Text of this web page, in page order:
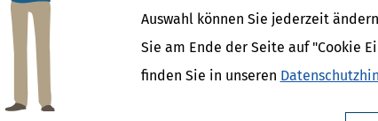
Auswahl können Sie jederzeit
Sie am Ende der Seite auf "Cookie
finden Sie in unseren
ist,
sind und
(Versicherungsbeiträge, Krankheitskosten etc.) sind.